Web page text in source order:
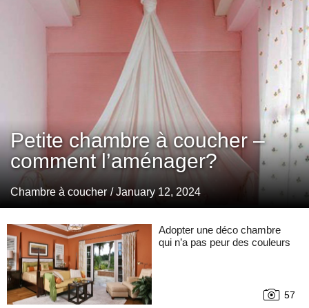
Petite chambre à coucher –
comment l’aménager?
Chambre à coucher / January 12, 2024
Adopter une déco chambre
qui n’a pas peur des couleurs
57